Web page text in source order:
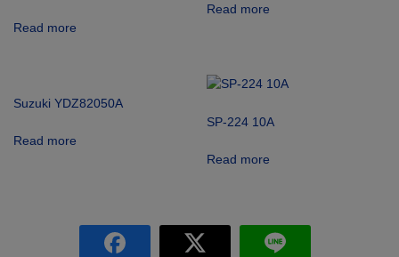
Read more
Read more
Suzuki YDZ82050A
Read more
SP-224 10A
Read more